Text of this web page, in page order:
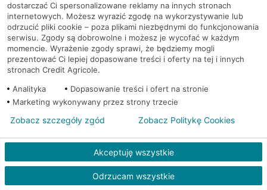
Warszawa, al. Jerozolimskie -
podziemia
Bankomat
(Euronet)
Warszawa, al. Józefa
Piłsudskiego 2
Bankomat
(Euronet)
Warszawa, al. KEN 19 Bankomat (Euronet)
Warszawa, al. KEN 20 Bankomat (Euronet)
Warszawa, al. KEN 36 Bankomat (Euronet)
Warszawa, al. KEN 47 lok. 289 Bankomat (Euronet)
dostarczać Ci spersonalizowane reklamy na innych stronach
internetowych. Możesz wyrazić zgodę na wykorzystywanie lub
odrzucić pliki cookie – poza plikami niezbędnymi do funkcjonowania
serwisu. Zgody są dobrowolne i możesz je wycofać w każdym
momencie. Wyrażenie zgody sprawi, że będziemy mogli
prezentować Ci lepiej dopasowane treści i oferty na tej i innych
stronach Credit Agricole.
Analityka
Dopasowanie treści i ofert na stronie
Marketing wykonywany przez strony trzecie
Akceptuję wszystkie
Odrzucam wszystkie
Zobacz szczegóły zgód Zobacz Politykę Cookies